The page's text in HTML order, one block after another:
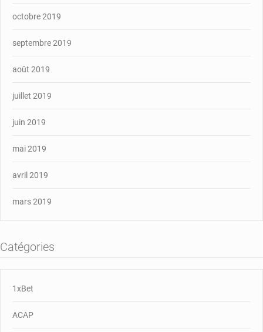
octobre 2019
septembre 2019
août 2019
juillet 2019
juin 2019
mai 2019
avril 2019
mars 2019
Catégories
1xBet
ACAP